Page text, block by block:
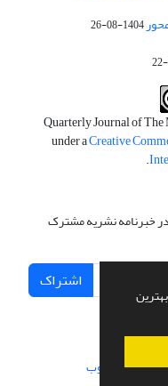
1404-08-26
Quarterly Journal of The
under aCreative
.
در خبرنامه نشریه مشترک
اشتراک
سازی از سیناوب